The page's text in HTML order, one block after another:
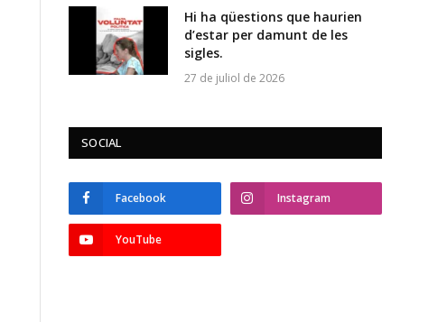
Hi ha qüestions que haurien
d’estar per damunt de les
sigles.
27 de juliol de 2026
SOCIAL
Facebook Instagram
YouTube